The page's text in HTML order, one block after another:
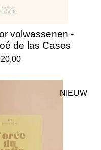
volwassenen -
de las Cases
NIEUW